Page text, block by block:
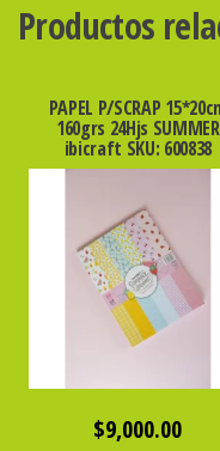
REF.
cantidad
Productos
PAPEL P/SCRAP
160grs 24Hjs SUMMER
ibicraft SKU: 600838
$9,000.00